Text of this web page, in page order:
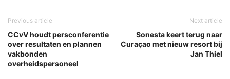
Previous article
CCvV houdt persconferentie
over resultaten en plannen
vakbonden
overheidspersoneel
Next article
Sonesta keert terug naar
Curaçao met nieuw resort bij
Jan Thiel